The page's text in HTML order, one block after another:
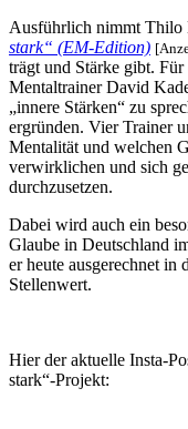
Ausführlich nimmt Thilo
stark“ (EM-Edition)
trägt und Stärke gibt.
Mentaltrainer David
„innere Stärken“ zu
ergründen. Vier Trainer
Mentalität und welchen
verwirklichen und sich
durchzusetzen.
Dabei wird auch ein
Glaube in Deutschland
er heute ausgerechnet in
Stellenwert.
Hier der aktuelle Insta-
stark“-Projekt: